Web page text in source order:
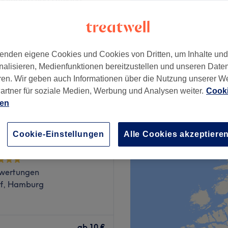
ab 25 €
die Wellness
Auswahl an Massagen
Friseur Inh.
Ghorbanian
Hamburg
eigene Cookies und Cookies von Dritten, um Inhalte
Medienfunktionen bereitzustellen und unseren
Wir geben auch Informationen über die Nutzung unserer
für soziale Medien, Werbung und Analysen weiter.
Cookie-Einstellungen Alle Cookies akzeptieren